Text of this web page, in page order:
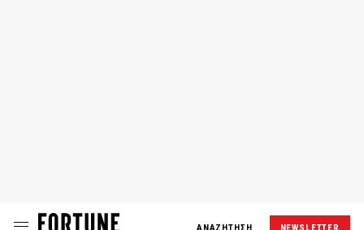
ΑΝΑΖΗΤΗΣΗ NEWSLETTER